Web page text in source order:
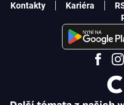
Kontakty Kariéra